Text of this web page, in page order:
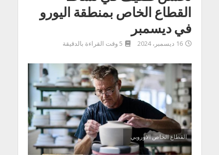
القطاع الخاص بمنطقة اليورو
في ديسمبر
16 ديسمبر، 2024 5 وقت القراءة بالدقيقة
القطاع الخاص الاوروبي